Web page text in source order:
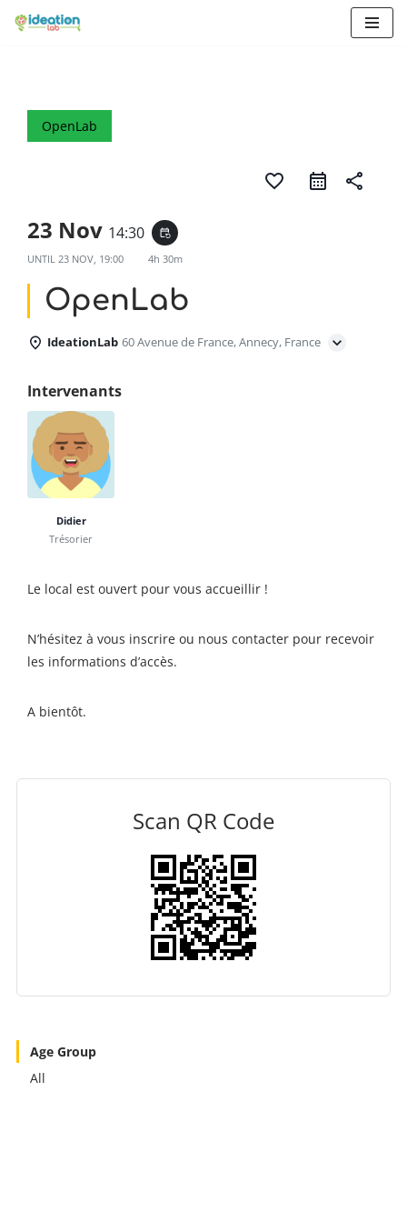
OpenLab
favorite_border share
23 Nov 14:30 event_repeat
UNTIL 23 NOV, 19:00 4h 30m
OpenLab
IdeationLab 60 Avenue de France, Annecy, France
Intervenants
Didier
Trésorier
Le local est ouvert pour vous accueillir !
N’hésitez à vous inscrire ou nous contacter pour recevoir
les informations d’accès.
A bientôt.
Scan QR Code
Age Group
All